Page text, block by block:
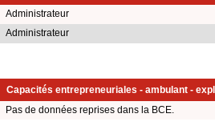
Administrateur
Administrateur
Capacités entrepreneuriales - ambulant -
Pas de données reprises dans la BCE.